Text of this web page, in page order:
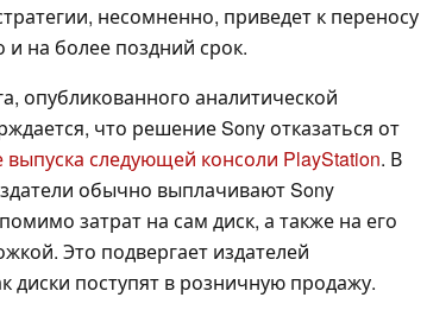
несомненно, приведет к переносу
и на более поздний срок.
опубликованного аналитической
что решение Sony отказаться от
выпуска следующей консоли PlayStation. В
обычно выплачивают Sony
затрат на сам диск, а также на его
Это подвергает издателей
диски поступят в розничную продажу.